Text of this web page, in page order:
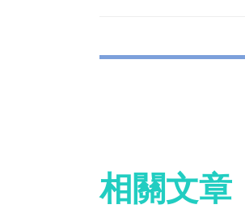
相關文章